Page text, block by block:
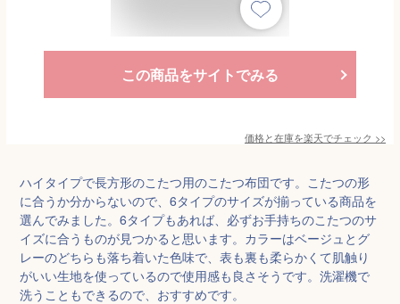
この商品をサイトでみる
価格と在庫を楽天でチェック >>
ハイタイプで長方形のこたつ用のこたつ布団です。こたつの形
に合うか分からないので、6タイプのサイズが揃っている商品を
選んでみました。6タイプもあれば、必ずお手持ちのこたつのサ
イズに合うものが見つかると思います。カラーはベージュとグ
レーのどちらも落ち着いた色味で、表も裏も柔らかくて肌触り
がいい生地を使っているので使用感も良さそうです。洗濯機で
洗うこともできるので、おすすめです。